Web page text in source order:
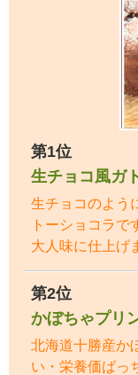
第1位
生チョコ風ガ
生チョコのよう
トーショコラで
大人味に仕上げ
第2位
かぼちゃプリ
北海道十勝産か
い・栄養価ばっ